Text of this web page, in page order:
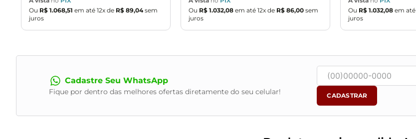
Ou R$ 1.068,51 em até 12x de R$ 89,04sem
juros
Ou R$ 1.032,08em até 12x de R$ 86,00sem
juros
Ou R$ 1.032,08em até
juros
Cadastre Seu WhatsApp
Fique por dentro das melhores ofertas diretamente do seu celular! CADASTRAR